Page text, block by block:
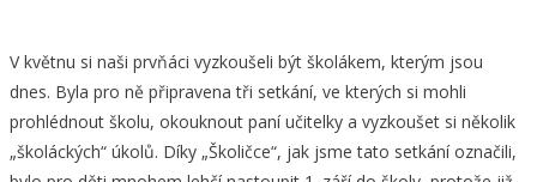
V květnu si naši prvňáci vyzkoušeli být školákem, kterým jsou
dnes. Byla pro ně připravena tři setkání, ve kterých si mohli
prohlédnout školu, okouknout paní učitelky a vyzkoušet si několik
„školáckých“ úkolů. Díky „Školičce“, jak jsme tato setkání označili,